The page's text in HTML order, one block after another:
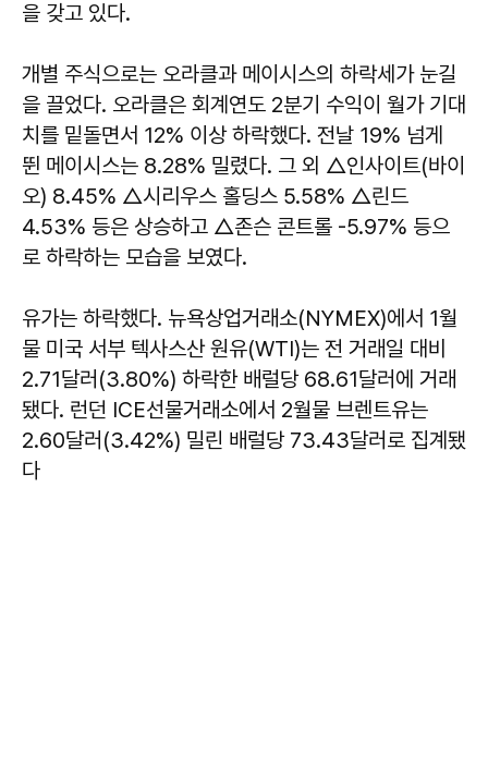
을 갖고 있다.
개별 주식으로는 오라클과 메이시스의 하락세가 눈길
을 끌었다. 오라클은 회계연도 2분기 수익이 월가 기대
치를 밑돌면서 12% 이상 하락했다. 전날 19% 넘게
뛴 메이시스는 8.28% 밀렸다. 그 외 △인사이트(바이
오) 8.45% △시리우스 홀딩스 5.58% △린드
4.53% 등은 상승하고 △존슨 콘트롤 -5.97% 등으
로 하락하는 모습을 보였다.
유가는 하락했다. 뉴욕상업거래소(NYMEX)에서 1월
물 미국 서부 텍사스산 원유(WTI)는 전 거래일 대비
2.71달러(3.80%) 하락한 배럴당 68.61달러에 거래
됐다. 런던 ICE선물거래소에서 2월물 브렌트유는
2.60달러(3.42%) 밀린 배럴당 73.43달러로 집계됐
다